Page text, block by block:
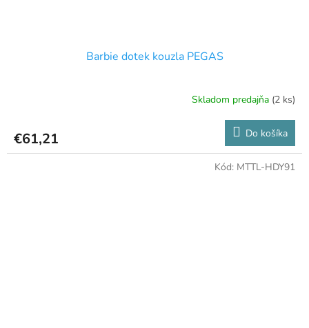
Barbie dotek kouzla PEGAS
Skladom predajňa (2 ks)
€61,21 Do košíka
Kód: MTTL-HDY91